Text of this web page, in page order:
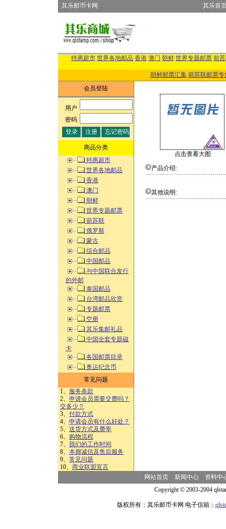
其乐邮币卡网 其乐首
特惠超市 世界各地邮品 香港 澳门 朝鲜 世界专题邮票 前
朝鲜邮票汇集 前苏联邮票专
会员登陆
用户:
密码:
商品分类
特惠超市
世界各地邮品
香港
澳门
朝鲜
世界专题邮票
前苏联
俄罗斯
蒙古
综合邮品
中国邮品
与中国联合发行
的外邮
泰国邮品
台湾邮品欣赏
专题邮票
空册
其乐集邮礼品
中国全套专题磁
卡
各国邮票目录
奥运纪念币
常见问题
1、 服务条款
2、 申请会员需要交费吗？
交多少？
3、 付款方式
4、 申请会员有什么好处？
5、 送货方式及费率
6、 购物流程
7、 我们的工作时间
8、 本廊诚信及售后服务
9、 常见问题
10、 商业联盟宣言
点击查看大图
产品介绍:
其他说明:
网站首页 新闻中心
资料中
Copyright © 2003-2004
版权所有：其乐邮币卡网 电子信箱：